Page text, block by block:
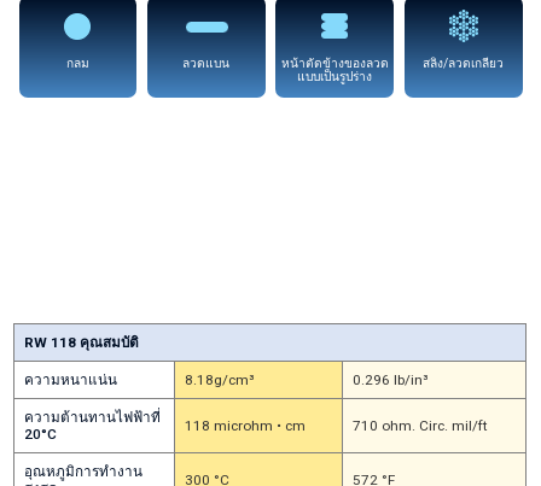
กลม ลวดแบน
หน้าตัดข้างของลวด
แบบเป็นรูปร่าง
สลิง/ลวดเกลียว
RW 118 คุณสมบัติ
ความหนาแน่น 8.18g/cm³ 0.296 lb/in³
ความต้านทานไฟฟ้าที่
20°C
118 microhm • cm 710 ohm. Circ. mil/ft
อุณหภูมิการทำงาน
300 °C 572 °F